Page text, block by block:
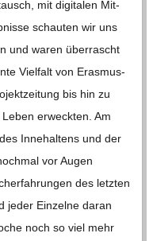
mit digi­ta­len Mit­
schau­ten wir uns
und waren über­rascht
Viel­falt von Eras­­mus-
bis hin zu
erweck­ten. Am
Inne­hal­tens und der
vor Augen
des letz­ten
jeder Ein­zelne daran
noch so viel mehr